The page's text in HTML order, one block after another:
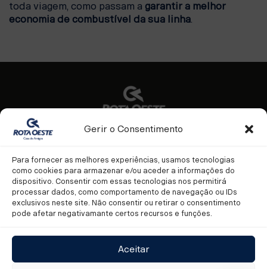
Gerir o Consentimento
Para fornecer as melhores experiências, usamos tecnologias
como cookies para armazenar e/ou aceder a informações do
dispositivo. Consentir com essas tecnologias nos permitirá
processar dados, como comportamento de navegação ou IDs
exclusivos neste site. Não consentir ou retirar o consentimento
pode afetar negativamante certos recursos e funções.
Aceitar
toda viagem, como passam a garantir a melhor
economia de combustível da sua linha.
LGPD COOKIES
FALE CONOSCO
POLÍTICAS DE COMPLIANCE